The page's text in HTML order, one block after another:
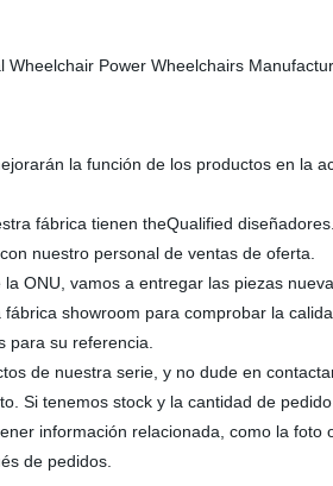
la función de los productos en la
fábrica tienen theQualified
nuestro personal de ventas de oferta.
ONU, vamos a entregar las piezas
showroom para comprobar la
para su referencia.
de nuestra serie, y no dude en
Si tenemos stock y la cantidad de
información relacionada, como la
de pedidos.